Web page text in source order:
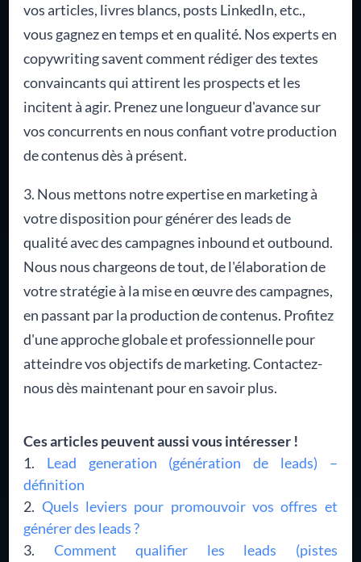
vos articles, livres blancs, posts LinkedIn, etc.,
vous gagnez en temps et en qualité. Nos experts en
copywriting savent comment rédiger des textes
convaincants qui attirent les prospects et les
incitent à agir. Prenez une longueur d'avance sur
vos concurrents en nous confiant votre production
de contenus dès à présent.
3. Nous mettons notre expertise en marketing à
votre disposition pour générer des leads de
qualité avec des campagnes inbound et outbound.
Nous nous chargeons de tout, de l'élaboration de
votre stratégie à la mise en œuvre des campagnes,
en passant par la production de contenus. Profitez
d'une approche globale et professionnelle pour
atteindre vos objectifs de marketing. Contactez-
nous dès maintenant pour en savoir plus.
Ces articles peuvent aussi vous intéresser !
Lead generation (génération de leads) –
définition
Quels leviers pour promouvoir vos offres et
générer des leads ?
Comment qualifier les leads (pistes